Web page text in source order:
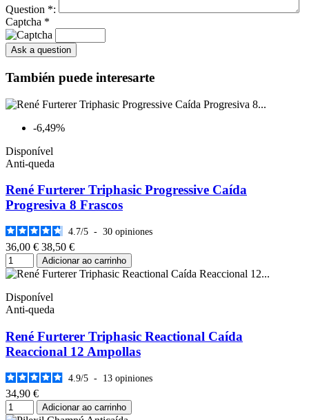
Question *:
Captcha *
También puede interesarte
-6,49%
Disponível
Anti-queda
René Furterer Triphasic Progressive Caída
Progresiva 8 Frascos
4.7/5 - 30 opiniones
36,00 € 38,50 €
Adicionar ao carrinho
Disponível
Anti-queda
René Furterer Triphasic Reactional Caída
Reaccional 12 Ampollas
4.9/5 - 13 opiniones
34,90 €
Adicionar ao carrinho